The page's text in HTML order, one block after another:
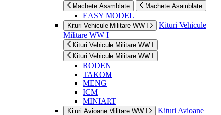
Machete Asamblate Machete Asamblate
EASY MODEL
Kituri Vehicule Militare WW I
Kituri Vehicule
Militare WW I
Kituri Vehicule Militare WW I
Kituri Vehicule Militare WW I
RODEN
TAKOM
MENG
ICM
MINIART
Kituri Avioane Militare WW I
Kituri Avioane